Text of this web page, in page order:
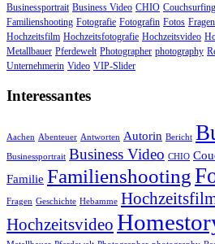
Businessportrait Business Video CHIO Couchsurfing
Familienshooting Fotografie Fotografin Fotos Fragen
Hochzeitsfilm Hochzeitsfotografie Hochzeitsvideo
Metallbauer Pferdewelt Photographer photography
Unternehmerin Video VIP-Slider
Interessantes
Aachen Abenteuer Antworten Autorin Bericht
Businessportrait Business Video CHIO
Familie Familienshooting
Fragen Geschichte Hebamme
Hochzeitsvideo